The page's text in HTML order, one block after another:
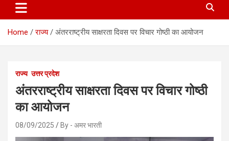
Home राज्य अंतरराष्ट्रीय साक्षरता दिवस पर विचार गोष्ठी का आयोजन
राज्य उत्तर प्रदेश
अंतरराष्ट्रीय साक्षरता दिवस पर विचार गोष्ठी
का आयोजन
08/09/2025 By - अमर भारती